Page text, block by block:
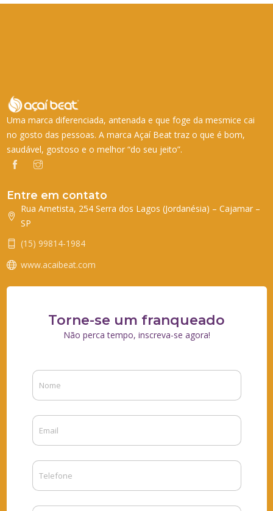
Uma marca diferenciada, antenada e que foge da mesmice cai
no gosto das pessoas. A marca Açaí Beat traz o que é bom,
saudável, gostoso e o melhor “do seu jeito”.
Entre em contato
Rua Ametista, 254 Serra dos Lagos (Jordanésia) – Cajamar –
SP
(15) 99814-1984
www.acaibeat.com
Torne-se um franqueado
Não perca tempo, inscreva-se agora!